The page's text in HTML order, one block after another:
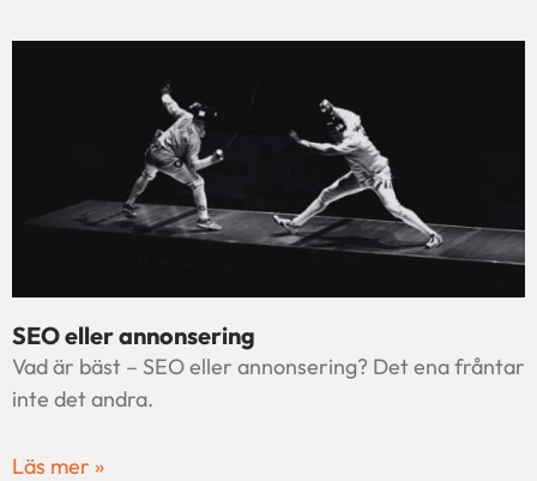
SEO eller annonsering
Vad är bäst – SEO eller annonsering? Det ena fråntar
inte det andra.
Läs mer »